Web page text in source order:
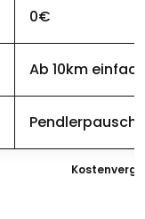
0€
Ab 10km einfach